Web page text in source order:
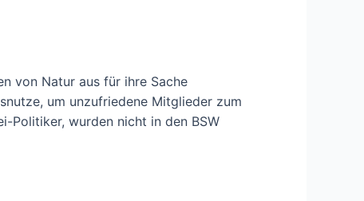
von Natur aus für ihre Sache
um unzufriedene Mitglieder zum
Politiker, wurden nicht in den BSW